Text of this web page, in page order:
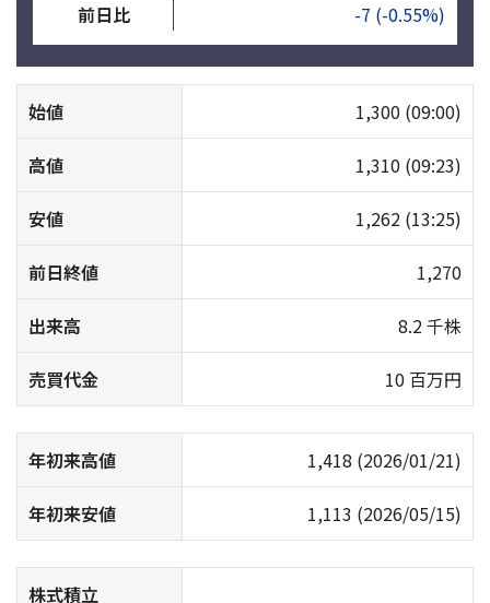
前日比 -7 (-0.55%)
始値 1,300 (09:00)
高値 1,310 (09:23)
安値 1,262 (13:25)
前日終値 1,270
出来高 8.2 千株
売買代金 10 百万円
年初来高値 1,418 (2026/01/21)
年初来安値 1,113 (2026/05/15)
株式積立